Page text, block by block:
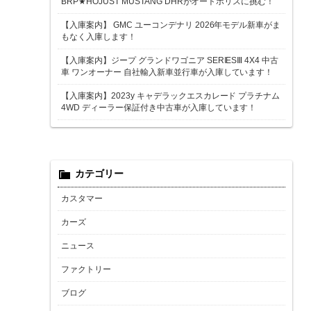
【入庫案内】 GMC ユーコンデナリ 2026年モデル新車がま
もなく入庫します！
【入庫案内】ジープ グランドワゴニア SERIESⅢ 4X4 中古
車 ワンオーナー 自社輸入新車並行車が入庫しています！
【入庫案内】2023y キャデラックエスカレード プラチナム
4WD ディーラー保証付き中古車が入庫しています！
カテゴリー
カスタマー
カーズ
ニュース
ファクトリー
ブログ